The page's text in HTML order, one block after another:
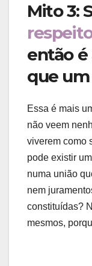
Mito 3:
então é
que
Essa é mais
não veem
viverem como
pode existir
numa união
nem
constituídas?
mesmos,